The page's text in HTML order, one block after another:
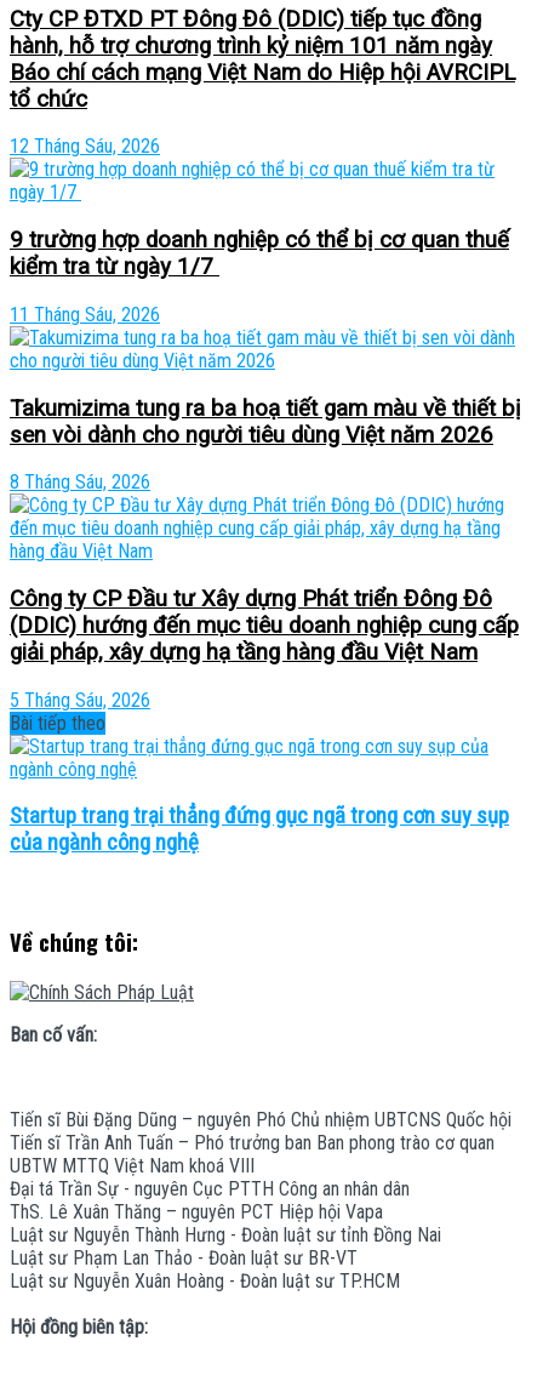
Cty CP ĐTXD PT Đông Đô (DDIC) tiếp tục đồng
hành, hỗ trợ chương trình kỷ niệm 101 năm ngày
Báo chí cách mạng Việt Nam do Hiệp hội AVRCIPL
tổ chức
12 Tháng Sáu, 2026
9 trường hợp doanh nghiệp có thể bị cơ quan thuế
kiểm tra từ ngày 1/7
11 Tháng Sáu, 2026
Takumizima tung ra ba hoạ tiết gam màu về thiết bị
sen vòi dành cho người tiêu dùng Việt năm 2026
8 Tháng Sáu, 2026
Công ty CP Đầu tư Xây dựng Phát triển Đông Đô
(DDIC) hướng đến mục tiêu doanh nghiệp cung cấp
giải pháp, xây dựng hạ tầng hàng đầu Việt Nam
5 Tháng Sáu, 2026
Bài tiếp theo
Startup trang trại thẳng đứng gục ngã trong cơn suy sụp
của ngành công nghệ
Về chúng tôi:
Ban cố vấn:
Tiến sĩ Bùi Đặng Dũng – nguyên Phó Chủ nhiệm UBTCNS Quốc hội
Tiến sĩ Trần Anh Tuấn – Phó trưởng ban Ban phong trào cơ quan
UBTW MTTQ Việt Nam khoá VIII
Đại tá Trần Sự - nguyên Cục PTTH Công an nhân dân
ThS. Lê Xuân Thăng – nguyên PCT Hiệp hội Vapa
Luật sư Nguyễn Thành Hưng - Đoàn luật sư tỉnh Đồng Nai
Luật sư Phạm Lan Thảo - Đoàn luật sư BR-VT
Luật sư Nguyễn Xuân Hoàng - Đoàn luật sư TP.HCM
Hội đồng biên tập: